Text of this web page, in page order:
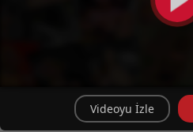
Videoyu İzle